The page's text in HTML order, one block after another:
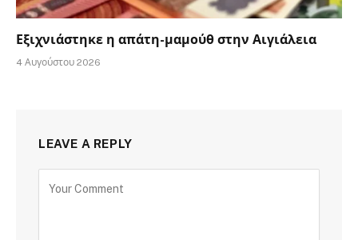
Εξιχνιάστηκε η απάτη-μαμούθ στην Αιγιάλεια
4 Αυγούστου 2026
LEAVE A REPLY